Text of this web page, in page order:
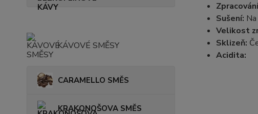
KÁVOVÉ SMĚSY
CARAMELLO SMĚS
KRAKONOŠOVA SMĚS
Sušení:
Velikost
Sklizeň:
Acidita: